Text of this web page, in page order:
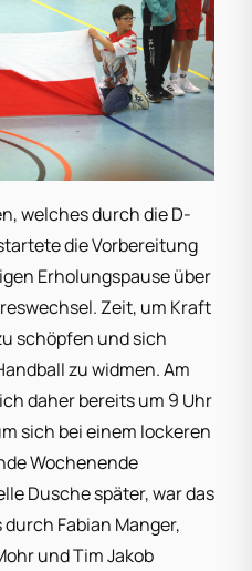
welches durch die D-
die Vorbereitung
Erholungspause über
Zeit, um Kraft
schöpfen und sich
zu widmen. Am
daher bereits um 9 Uhr
sich bei einem lockeren
Wochenende
Dusche später, war das
Fabian Manger,
und Tim Jakob